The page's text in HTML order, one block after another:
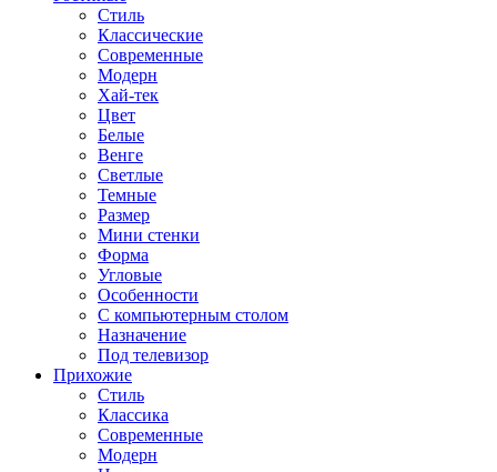
Стиль
Классические
Современные
Модерн
Хай-тек
Цвет
Белые
Венге
Светлые
Темные
Размер
Мини стенки
Форма
Угловые
Особенности
С компьютерным столом
Назначение
Под телевизор
Прихожие
Стиль
Классика
Современные
Модерн